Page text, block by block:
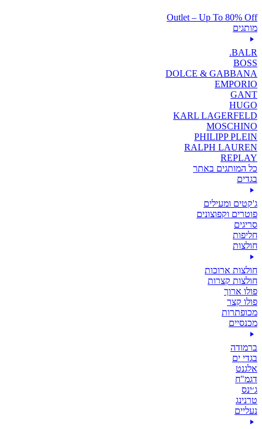
Outlet – Up To 80% Off
מותגים
BALR.
BOSS
DOLCE & GABBANA
EMPORIO
GANT
HUGO
KARL LAGERFELD
MOSCHINO
PHILIPP PLEIN
RALPH LAUREN
REPLAY
כל המותגים באתר
בגדים
ג'קטים ומעילים
פוטרים וקפוצונים
סריגים
חליפות
חולצות
חולצות ארוכות
חולצות קצרות
פולו ארוך
פולו קצר
מכופתרות
מכנסיים
ברמודה
בגדי ים
אלגנט
דגמ"ח
ג׳ינס
טרנינג
נעליים